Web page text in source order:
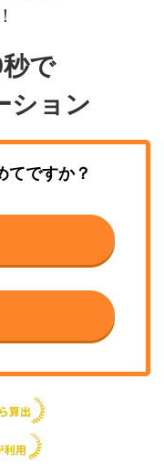
で
ション
てですか？